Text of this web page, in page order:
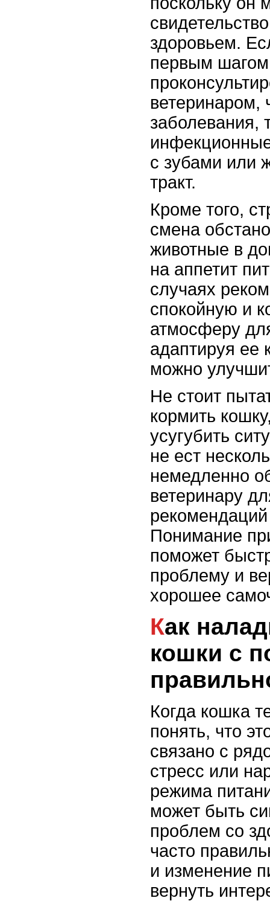
здоровьем.
первым шагом
ветеринаром,
заболевания,
с зубами или
тракт.
Кроме того,
смена
животные в
на аппетит
случаях
спокойную и
атмосферу
адаптируя ее
можно
Не стоит
кормить
усугубить
не ест
немедленно
ветеринару
Понимание
поможет
проблему и
хорошее
Как наладить аппетит у
кошки с
Когда кошка
понять, что
связано с
стресс или
режима
может быть
проблем со
часто
и изменение
вернуть